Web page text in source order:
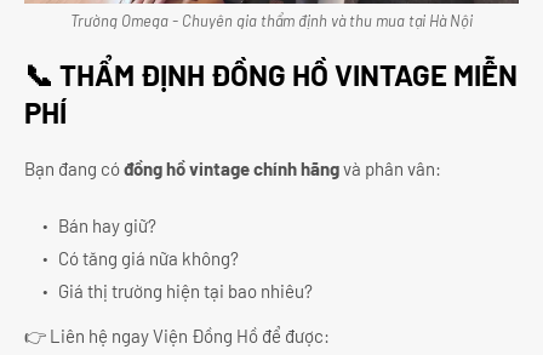
Trường Omega - Chuyên gia thẩm định và thu mua tại Hà Nội
📞 THẨM ĐỊNH ĐỒNG HỒ VINTAGE MIỄN
PHÍ
Bạn đang cóđồng hồ vintage chính hãngvà phân vân:
Bán hay giữ?
Có tăng giá nữa không?
Giá thị trường hiện tại bao nhiêu?
👉 Liên hệ ngay Viện Đồng Hồ để được: